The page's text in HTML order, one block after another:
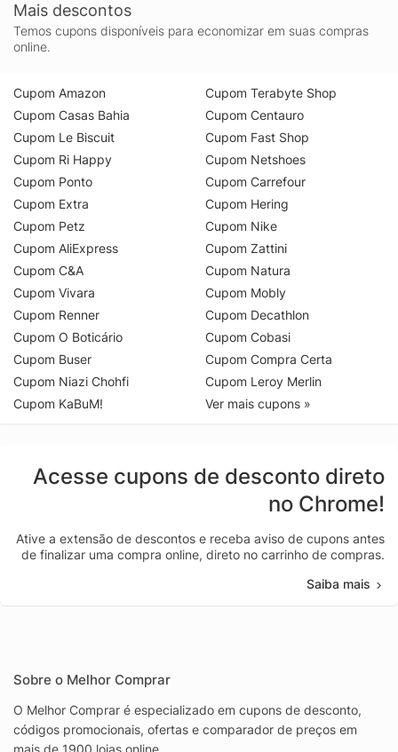
Mais descontos
Temos cupons disponíveis para economizar em suas compras
online.
Cupom Amazon
Cupom Casas Bahia
Cupom Le Biscuit
Cupom Ri Happy
Cupom Ponto
Cupom Extra
Cupom Petz
Cupom AliExpress
Cupom C&A
Cupom Vivara
Cupom Renner
Cupom O Boticário
Cupom Buser
Cupom Niazi Chohfi
Cupom KaBuM!
Cupom Terabyte Shop
Cupom Centauro
Cupom Fast Shop
Cupom Netshoes
Cupom Carrefour
Cupom Hering
Cupom Nike
Cupom Zattini
Cupom Natura
Cupom Mobly
Cupom Decathlon
Cupom Cobasi
Cupom Compra Certa
Cupom Leroy Merlin
Ver mais cupons »
Acesse cupons de desconto direto
no Chrome!
Ative a extensão de descontos e receba aviso de cupons antes
de finalizar uma compra online, direto no carrinho de compras.
Saiba mais
Sobre o Melhor Comprar
O Melhor Comprar é especializado em cupons de desconto,
códigos promocionais, ofertas e comparador de preços em